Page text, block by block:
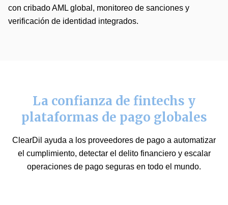
con cribado AML global, monitoreo de sanciones y
verificación de identidad integrados.
La confianza de fintechs y
plataformas de pago globales
ClearDil ayuda a los proveedores de pago a automatizar
el cumplimiento, detectar el delito financiero y escalar
operaciones de pago seguras en todo el mundo.